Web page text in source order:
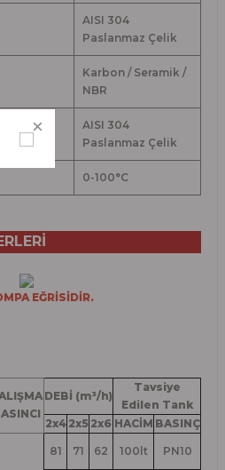
AISI 304
Paslanmaz Çelik
Karbon / Seramik /
NBR
AISI 304
Paslanmaz Çelik
0-100°C
EĞRİSİDİR.
DEBİ (m³/h)
Tavsiye
Edilen Tank
2x4 2x5 2x6 HACİM BASINÇ
81 71 62 100lt PN10